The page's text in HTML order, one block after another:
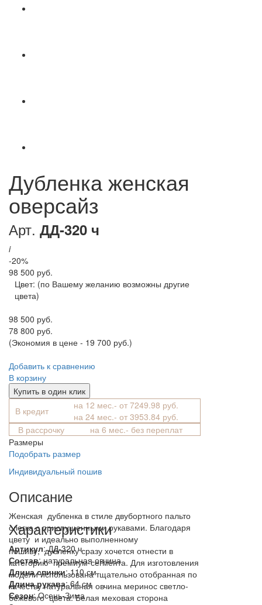
Дубленка женская
оверсайз
Арт. ДД-320 ч
i
-20%
98 500 руб.
Цвет: (по Вашему желанию возможны другие
цвета)
98 500 руб.
78 800 руб.
(Экономия в цене - 19 700 руб.)
Добавить к сравнению
В корзину
Купить в один клик
В кредит
на 12 мес.- от 7249.98 руб.
на 24 мес.- от 3953.84 руб.
В рассрочку
на 6 мес.- без переплат
Размеры
Подобрать размер
Индивидуальный пошив
Описание
Женская дубленка в стиле двубортного пальто
слегка с приспущенными рукавами. Благодаря
цвету и идеально выполненному
пошиву, дубленку сразу хочется отнести в
категорию премиум-сегмента. Для изготовления
модели использована тщательно отобранная по
качеству натуральная овчина меринос светло-
бежевого цвета. Белая меховая сторона
Характеристики
Артикул: ДД-320 ч
Состав:натуральная овчина
Длина спинки: 110 см
Длина рукава: 64 см
Сезон: Осень-Зима